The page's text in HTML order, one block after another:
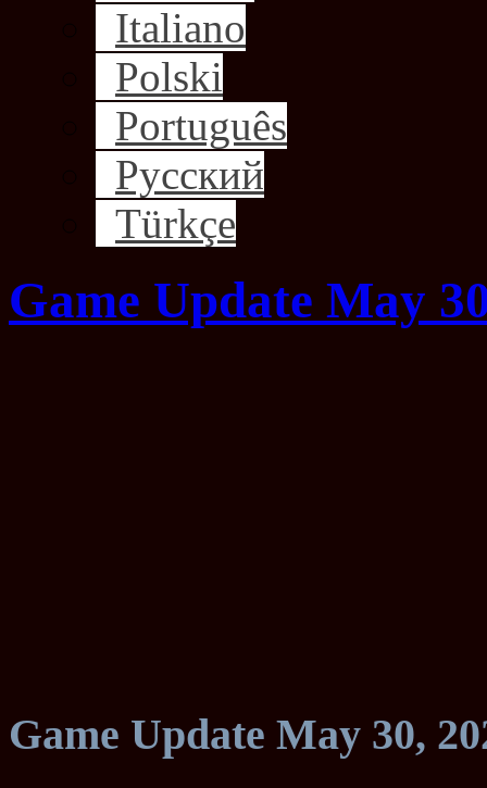
Italiano
Polski
Português
Русский
Türkçe
Game Update May
Game Update May 30,